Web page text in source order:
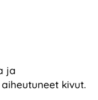
ja
kivut.